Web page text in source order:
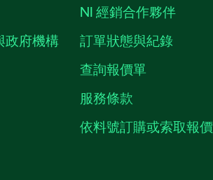
政府機構
NI 經銷合作夥伴
訂單狀態與紀錄
查詢報價單
服務條款
依料號訂購或索取報價